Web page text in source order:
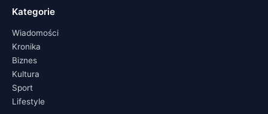
Kategorie
Wiadomości
Kronika
Biznes
Kultura
Sport
Lifestyle